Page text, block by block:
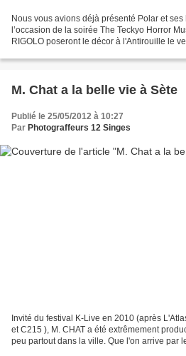
Nous vous avions déjà présenté Polar et
l’occasion de la soirée The Teckyo Horror
RIGOLO poseront le décor à l'Antirouille le
M. Chat a la belle vie à Sète
Publié le 25/05/2012 à 10:27
Par Photograffeurs 12 Singes
Invité du festival K-Live en 2010 (après
et C215 ), M. CHAT a été extrêmement
peu partout dans la ville. Que l'on arrive par